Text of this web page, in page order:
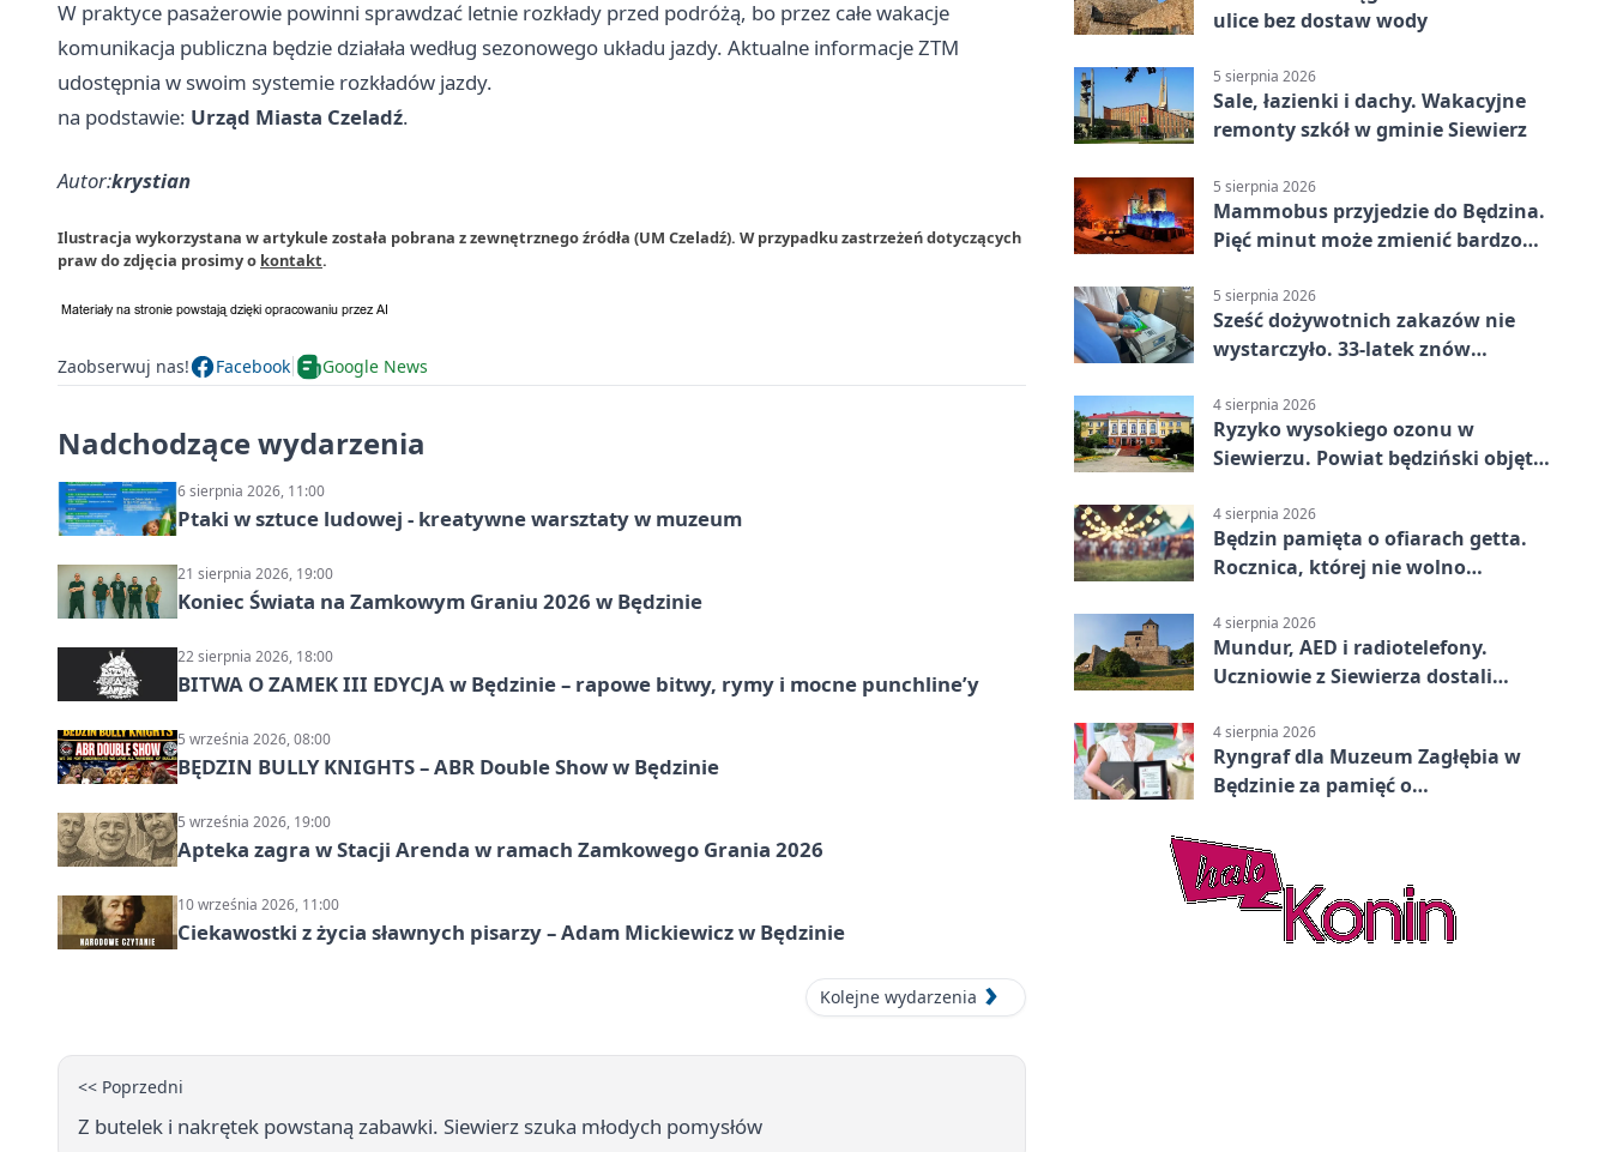
W praktyce pasażerowie powinni sprawdzać letnie rozkłady przed podróżą, bo przez całe wakacje
komunikacja publiczna będzie działała według sezonowego układu jazdy. Aktualne informacje ZTM
udostępnia w swoim systemie rozkładów jazdy.
na podstawie: Urząd Miasta Czeladź.
Autor:krystian
Ilustracja wykorzystana w artykule została pobrana z zewnętrznego źródła (UM Czeladź). W przypadku zastrzeżeń dotyczących
praw do zdjęcia prosimy o kontakt.
Zaobserwuj nas! Facebook Google News
Nadchodzące wydarzenia
6 sierpnia 2026, 11:00
Ptaki w sztuce ludowej - kreatywne warsztaty w muzeum
21 sierpnia 2026, 19:00
Koniec Świata na Zamkowym Graniu 2026 w Będzinie
22 sierpnia 2026, 18:00
BITWA O ZAMEK III EDYCJA w Będzinie – rapowe bitwy, rymy i mocne punchline’y
5 września 2026, 08:00
BĘDZIN BULLY KNIGHTS – ABR Double Show w Będzinie
5 września 2026, 19:00
Apteka zagra w Stacji Arenda w ramach Zamkowego Grania 2026
10 września 2026, 11:00
Ciekawostki z życia sławnych pisarzy – Adam Mickiewicz w Będzinie
Kolejne wydarzenia
<< Poprzedni
Z butelek i nakrętek powstaną zabawki. Siewierz szuka młodych pomysłów
ulice bez dostaw wody
5 sierpnia 2026
Sale, łazienki i dachy. Wakacyjne
remonty szkół w gminie Siewierz
5 sierpnia 2026
Mammobus przyjedzie do Będzina.
Pięć minut może zmienić bardzo
5 sierpnia 2026
Sześć dożywotnich zakazów nie
wystarczyło. 33-latek znów
4 sierpnia 2026
Ryzyko wysokiego ozonu w
Siewierzu. Powiat będziński objęty
4 sierpnia 2026
Będzin pamięta o ofiarach getta.
Rocznica, której nie wolno
4 sierpnia 2026
Mundur, AED i radiotelefony.
Uczniowie z Siewierza dostali
4 sierpnia 2026
Ryngraf dla Muzeum Zagłębia w
Będzinie za pamięć o